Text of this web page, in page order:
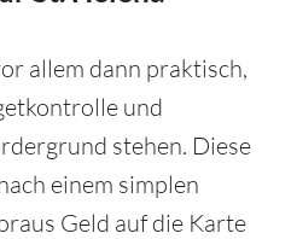
allem dann praktisch,
und
stehen. Diese
einem simplen
Geld auf die Karte